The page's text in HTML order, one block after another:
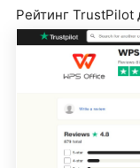
Рейтинг TrustPilot